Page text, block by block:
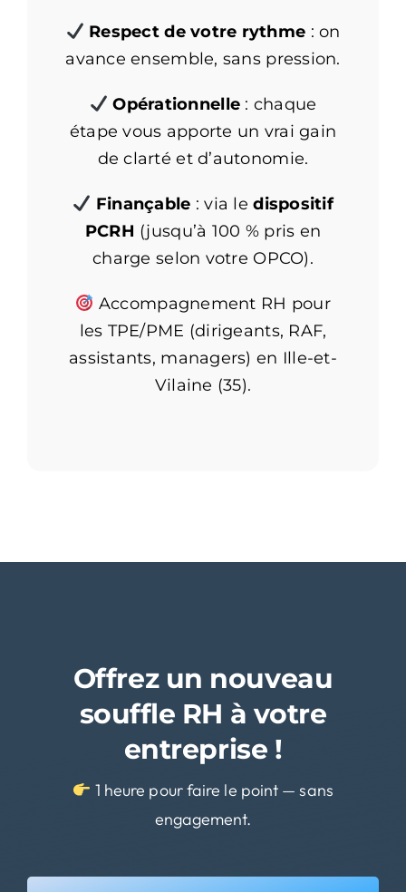
Respect de votre rythme : on
avance ensemble, sans pression.
Opérationnelle : chaque
étape vous apporte un vrai gain
de clarté et d’autonomie.
Finançable : via ledispositif
PCRH (jusqu’à 100 % pris en
charge selon votre OPCO).
Accompagnement RH pour
les TPE/PME (dirigeants, RAF,
assistants, managers) en Ille-et-
Vilaine (35).
Offrez un nouveau
souffle RH à votre
entreprise !
1 heure pour faire le point — sans
engagement.